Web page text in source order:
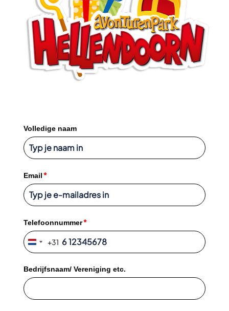
Volledige naam
Email*
Telefoonnummer*
Netherlands
+31
+31
Bedrijfsnaam/ Vereniging etc.